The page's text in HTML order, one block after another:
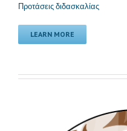
Προτάσεις διδασκαλίας
LEARN MORE